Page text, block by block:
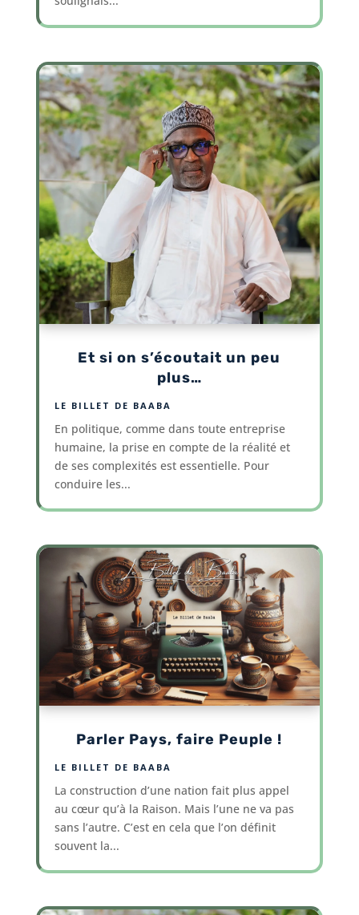
Et si on s’écoutait un peu
plus…
LE BILLET DE BAABA
En politique, comme dans toute entreprise
humaine, la prise en compte de la réalité et
de ses complexités est essentielle. Pour
conduire les...
Parler Pays, faire Peuple !
LE BILLET DE BAABA
La construction d’une nation fait plus appel
au cœur qu’à la Raison. Mais l’une ne va pas
sans l’autre. C’est en cela que l’on définit
souvent la...